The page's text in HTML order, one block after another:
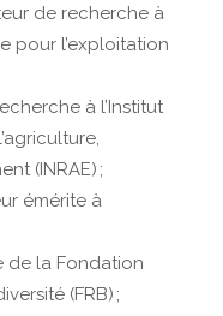
de recherche à
pour l’exploitation
à l’Institut
(INRAE) ;
émérite à
de la Fondation
(FRB) ;